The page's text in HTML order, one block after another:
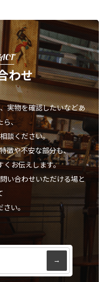
わせ
実物を確認したいなどあ
ら、
談ください。
徴や不安な部分も、
くお伝えします。
い合わせいただける場と
さい。
→